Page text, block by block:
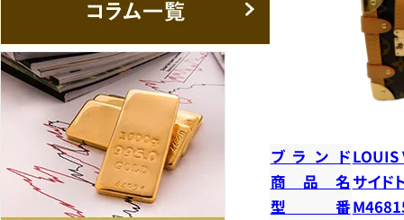
ブランドLOUIS
商品名 サイド
型番